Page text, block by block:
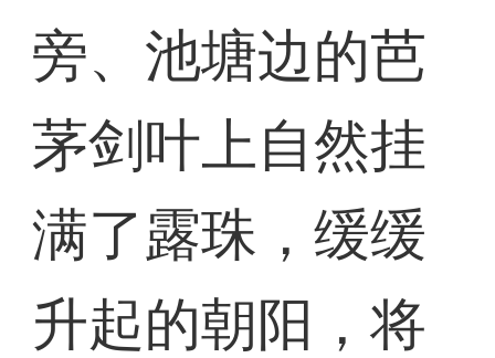
旁、池塘边的芭
茅剑叶上自然挂
满了露珠，缓缓
升起的朝阳，将